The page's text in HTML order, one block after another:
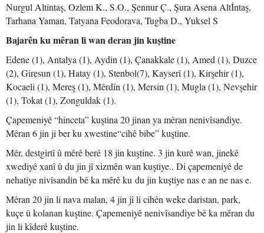
Nurgul Altintaş, Ozlem K., S.O., Şennur Ç., Şura Asena Altİntaş,
Tarhana Yaman, Tatyana Feodorava, Tugba D., Yuksel S
Bajarên ku mêran li wan deran jin kuştine
Edene (1), Antalya (1), Aydin (1), Çanakkale (1), Amed (1), Duzce
(2), Giresun (1), Hatay (1), Stenbol(7), Kayserî (1), Kirşehir (1),
Kocaeli (1), Mereş (1), Mêrdîn (1), Mersin (1), Mugla (1), Nevşehir
(1), Tokat (1), Zonguldak (1).
Çapemeniyê “hinceta” kuştina 20 jinan ya mêran nenivîsandiye.
Mêran 6 jin ji ber ku xwestine“cihê bibe” kuştine.
Mêr, destgirtî û mêrê berê 18 jin kuştine. 3 jin kurê wan, jinekê
xwediyê xanî û du jin jî xizmên wan kuştiye.. Di çapemeniyê de
nehatiye nivîsandin bê ka mêrê ku du jin kuştiye nas e an ne nas e.
Mêran 20 jin li nava malan, 4 jin jî li cihên weke daristan, park,
kuçe û kolanan kuştine. Çapemeniyê nenivîsandiye bê ka mêran du
jin li kîderê kuştine.